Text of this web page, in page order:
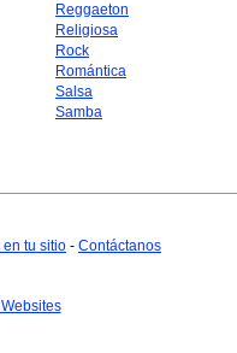
Reggaeton
Religiosa
Rock
Romántica
Salsa
Samba
tu sitio - Contáctanos